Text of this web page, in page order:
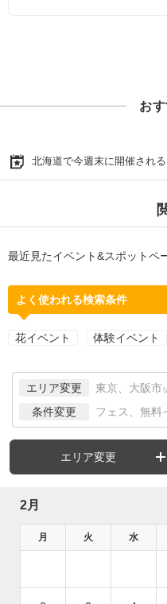
お
北海道で今週末に開催され
最近見たイベント&スポットペ
よく使われる検索条件
花イベント 体験イベント
エリア変更 東京、大阪市
条件変更 フェス、無料
エリア変更
2月
月 火 水